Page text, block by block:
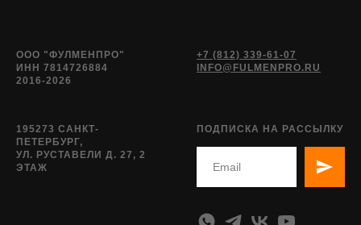
ООО "ФУЛМЕНПРО"
ИНН 7814726884
2016-2026
+7 (812) 339-61-07
INFO@FULMENPRO.RU
195273 САНКТ-
ПЕТЕРБУРГ,
УЛ. РУСТАВЕЛИ Д. 27, 2
ЭТАЖ
ПОДПИСКА НА РАССЫЛКУ